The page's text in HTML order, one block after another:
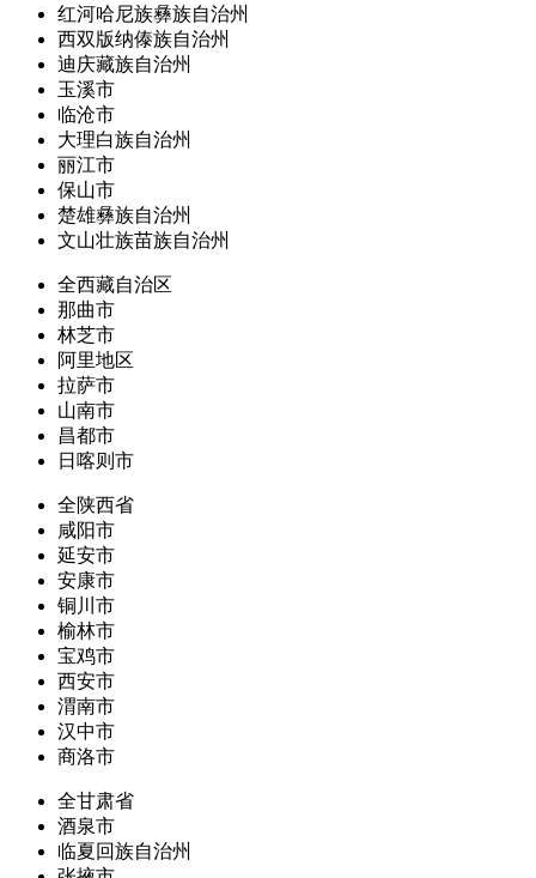
红河哈尼族彝族自治州
西双版纳傣族自治州
迪庆藏族自治州
玉溪市
临沧市
大理白族自治州
丽江市
保山市
楚雄彝族自治州
文山壮族苗族自治州
全西藏自治区
那曲市
林芝市
阿里地区
拉萨市
山南市
昌都市
日喀则市
全陕西省
咸阳市
延安市
安康市
铜川市
榆林市
宝鸡市
西安市
渭南市
汉中市
商洛市
全甘肃省
酒泉市
临夏回族自治州